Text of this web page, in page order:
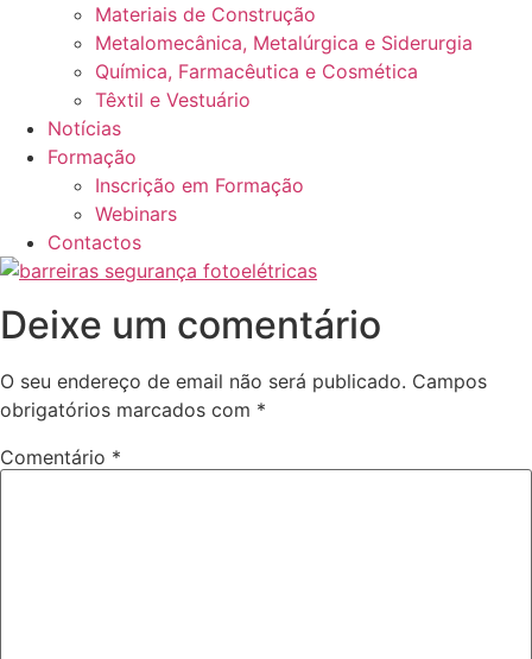
Materiais de Construção
Metalomecânica, Metalúrgica e Siderurgia
Química, Farmacêutica e Cosmética
Têxtil e Vestuário
Notícias
Formação
Inscrição em Formação
Webinars
Contactos
Deixe um comentário
O seu endereço de email não será publicado. Campos
obrigatórios marcados com *
Comentário *